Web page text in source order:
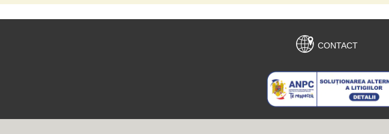
CONTACT